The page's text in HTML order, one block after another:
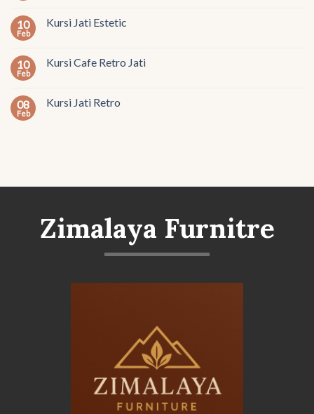
10
Feb
Kursi Jati Estetic
10
Feb
Kursi Cafe Retro Jati
08
Feb
Kursi Jati Retro
Zimalaya Furnitre